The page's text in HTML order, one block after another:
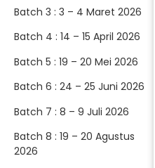
Batch 3 : 3 – 4 Maret 2026
Batch 4 : 14 – 15 April 2026
Batch 5 : 19 – 20 Mei 2026
Batch 6 : 24 – 25 Juni 2026
Batch 7 : 8 – 9 Juli 2026
Batch 8 : 19 – 20 Agustus
2026